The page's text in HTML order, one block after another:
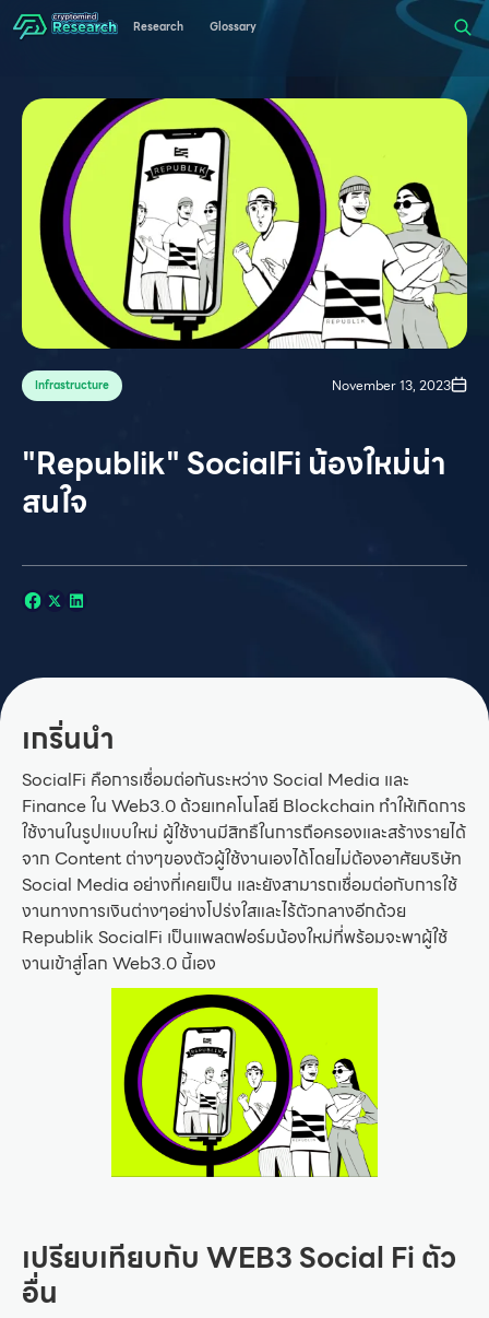
Research Glossary
Infrastructure November 13, 2023
"Republik" SocialFi น้องใหม่น่า
สนใจ
เกริ่นนํา
SocialFi คือการเชื่อมต่อกันระหว่าง Social Media และ
Finance ใน Web3.0 ด้วยเทคโนโลยี Blockchain ทำให้เกิดการ
ใช้งานในรูปแบบใหม่ ผู้ใช้งานมีสิทธืในการถือครองและสร้างรายได้
จาก Content ต่างๆของตัวผู้ใช้งานเองได้โดยไม่ต้องอาศัยบริษัท
Social Media อย่างที่เคยเป็น และยังสามารถเชื่อมต่อกับการใช้
งานทางการเงินต่างๆอย่างโปร่งใสและไร้ตัวกลางอีกด้วย
Republik SocialFi เป็นแพลตฟอร์มน้องใหม่ที่พร้อมจะพาผู้ใช้
งานเข้าสู่โลก Web3.0 นี้เอง
เปรียบเทียบกับ WEB3 Social Fi ตัว
อื่น